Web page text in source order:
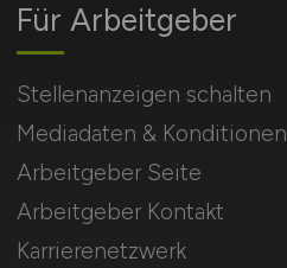
Für Arbeitgeber
Stellenanzeigen schalten
Mediadaten & Konditionen
Arbeitgeber Seite
Arbeitgeber Kontakt
Karrierenetzwerk